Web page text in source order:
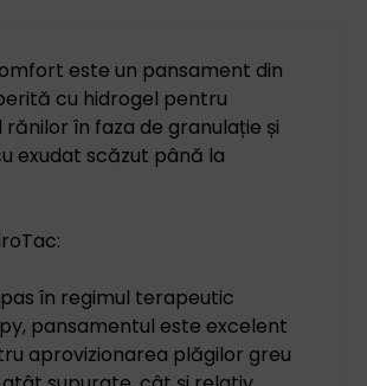
este un pansament din
cu hidrogel pentru
în faza de granulație și
exudat scăzut până la
în regimul terapeutic
pansamentul este excelent
aprovizionarea plăgilor greu